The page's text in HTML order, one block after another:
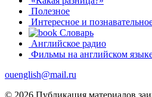
Полезное
Интересное и
Словарь
Английское радио
Фильмы на английском
ouenglish@mail.ru
© 2026 Публикация материалов